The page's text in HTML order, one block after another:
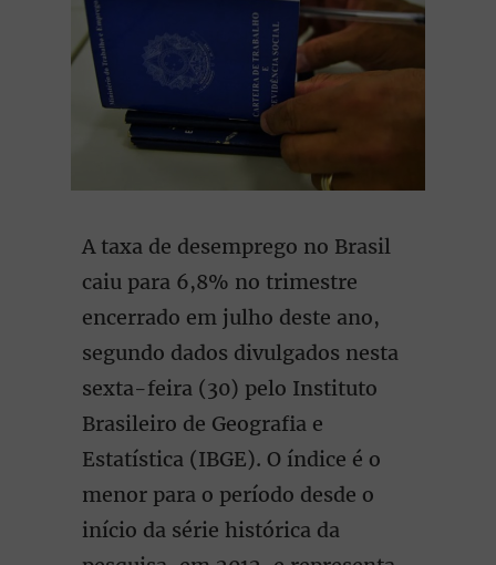
A taxa de desemprego no Brasil
caiu para 6,8% no trimestre
encerrado em julho deste ano,
segundo dados divulgados nesta
sexta-feira (30) pelo Instituto
Brasileiro de Geografia e
Estatística (IBGE). O índice é o
menor para o período desde o
início da série histórica da